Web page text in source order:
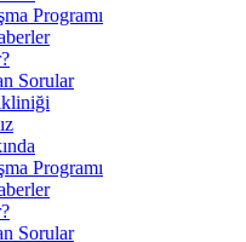
Programı
Sorular
Programı
Sorular